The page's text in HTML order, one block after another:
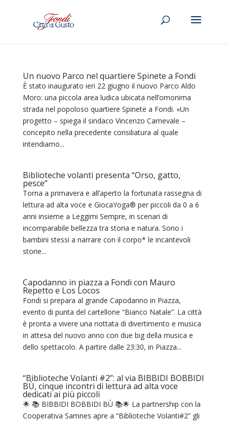
Un nuovo Parco nel quartiere Spinete a Fondi
È stato inaugurato ieri 22 giugno il nuovo Parco Aldo
Moro: una piccola area ludica ubicata nell’omonima
strada nel popoloso quartiere Spinete a Fondi. «Un
progetto – spiega il sindaco Vincenzo Carnevale –
concepito nella precedente consiliatura al quale
intendiamo...
Biblioteche volanti presenta “Orso, gatto,
pesce”
Torna a primavera e all’aperto la fortunata rassegna di
lettura ad alta voce e GiocaYoga®️ per piccoli da 0 a 6
anni insieme a Leggimi Sempre, in scenari di
incomparabile bellezza tra storia e natura. Sono i
bambini stessi a narrare con il corpo* le incantevoli
storie...
Capodanno in piazza a Fondi con Mauro
Repetto e Los Locos
Fondi si prepara al grande Capodanno in Piazza,
evento di punta del cartellone “Bianco Natale”. La città
è pronta a vivere una nottata di divertimento e musica
in attesa del nuovo anno con due big della musica e
dello spettacolo. A partire dalle 23:30, in Piazza...
“Biblioteche Volanti #2”: al via BIBBIDI BOBBIDI
BÙ, cinque incontri di lettura ad alta voce
dedicati ai più piccoli
🌟 📚 BIBBIDI BOBBIDI BÙ 📚🌟 La partnership con la
Cooperativa Samnes apre a “Biblioteche Volanti#2” gli